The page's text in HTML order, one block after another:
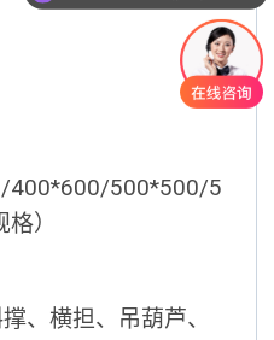
400*600/500*500/5
）
、横担、吊葫芦、